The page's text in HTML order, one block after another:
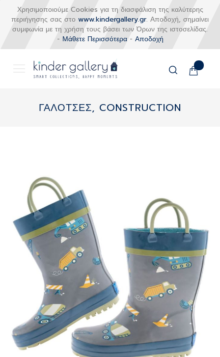
Χρησιμοποιούμε Cookies για τη διασφάλιση της καλύτερης
περιήγησης σας στο www.kindergallery.gr. Αποδοχή, σημαίνει
συμφωνία με τη χρήση τους βάσει των Όρων της ιστοσελίδας.
- Μάθετε Περισσότερα- Αποδοχή
Το
περιεχόμενοΓΑΛΟΤΣΕΣ, CONSTRUCTION
images
gallery